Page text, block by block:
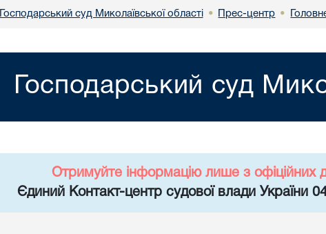
Господарський суд Миколаївської області • Прес-центр •
Господарський суд
Отримуйте інформацію лише з офіційних
Єдиний Контакт-центр судової влади України